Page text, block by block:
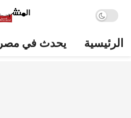
الرئيسية يحدث في مصر